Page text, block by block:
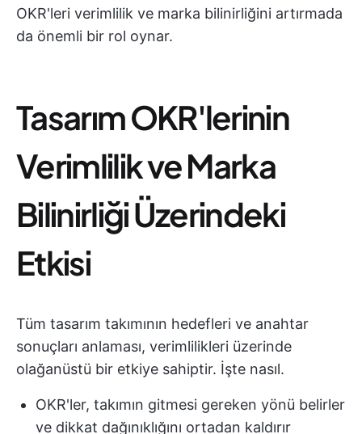
OKR'leri verimlilik ve marka bilinirliğini artırmada
da önemli bir rol oynar.
Tasarım OKR'lerinin
Verimlilik ve Marka
Bilinirliği Üzerindeki
Etkisi
Tüm tasarım takımının hedefleri ve anahtar
sonuçları anlaması, verimlilikleri üzerinde
olağanüstü bir etkiye sahiptir. İşte nasıl.
OKR'ler, takımın gitmesi gereken yönü belirler
ve dikkat dağınıklığını ortadan kaldırır